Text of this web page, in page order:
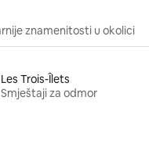
znamenitosti u okolici
Les Trois-Îlets
Smještaji za odmor